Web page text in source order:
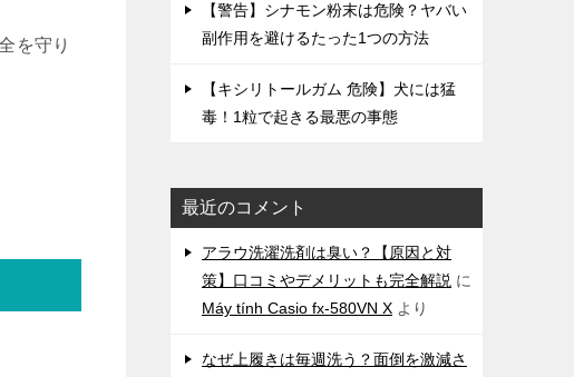
を守り
【警告】シナモン粉末は危険？ヤバい
副作用を避けるたった1つの方法
【キシリトールガム 危険】犬には猛
毒！1粒で起きる最悪の事態
最近のコメント
アラウ洗濯洗剤は臭い？【原因と対
策】口コミやデメリットも完全解説 に
Máy tính Casio fx-580VN X より
なぜ上履きは毎週洗う？面倒を激減さ